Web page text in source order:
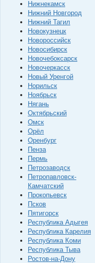
Нижнекамск
Нижний Новгород
Нижний Тагил
Новокузнецк
Новороссийск
Новосибирск
Новочебоксарск
Новочеркасск
Новый Уренгой
Норильск
Ноябрьск
Нягань
Октябрьский
Омск
Орёл
Оренбург
Пенза
Пермь
Петрозаводск
Петропавловск-
Камчатский
Прокопьевск
Псков
Пятигорск
Республика Адыгея
Республика Карелия
Республика Коми
Республика Тыва
Ростов-на-Дону